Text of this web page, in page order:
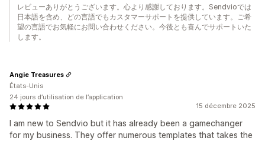
レビューありがとうございます。心より感謝しております。Sendvioでは
日本語を含め、どの言語でもカスタマーサポートを提供しています。ご希
望の言語でお気軽にお問い合わせください。今後とも喜んでサポートいた
します。
15 décembre 2025
I am new to Sendvio but it has already been a gamechanger
for my business. They offer numerous templates that takes the
Angie Treasures
États-Unis
24 jours d’utilisation de l’application